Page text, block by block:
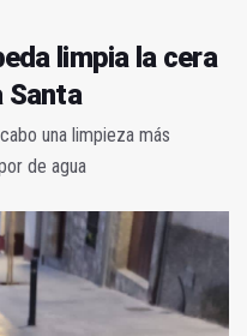
limpia la cera
Santa
una limpieza más
de agua